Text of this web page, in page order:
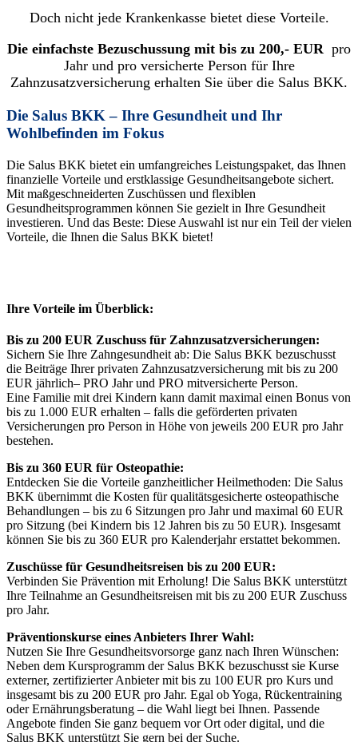
Doch nicht jede Krankenkasse bietet diese Vorteile.
Die einfachste Bezuschussung mit bis zu 200,- EURpro
Jahr und pro versicherte Person für Ihre
Zahnzusatzversicherung erhalten Sie über die Salus BKK.
Die Salus BKK – Ihre Gesundheit und Ihr
Wohlbefinden im Fokus
Die Salus BKK bietet ein umfangreiches Leistungspaket, das Ihnen
finanzielle Vorteile und erstklassige Gesundheitsangebote sichert.
Mit maßgeschneiderten Zuschüssen und flexiblen
Gesundheitsprogrammen können Sie gezielt in Ihre Gesundheit
investieren. Und das Beste: Diese Auswahl ist nur ein Teil der vielen
Vorteile, die Ihnen die Salus BKK bietet!
Ihre Vorteile im Überblick:
Bis zu 200 EUR Zuschuss für Zahnzusatzversicherungen:
Sichern Sie Ihre Zahngesundheit ab: Die Salus BKK bezuschusst
die Beiträge Ihrer privaten Zahnzusatzversicherung mit bis zu 200
EUR jährlich– PRO Jahr und PRO mitversicherte Person.
Eine Familie mit drei Kindern kann damit maximal einen Bonus von
bis zu 1.000 EUR erhalten – falls die geförderten privaten
Versicherungen pro Person in Höhe von jeweils 200 EUR pro Jahr
bestehen.
Bis zu 360 EUR für Osteopathie:
Entdecken Sie die Vorteile ganzheitlicher Heilmethoden: Die Salus
BKK übernimmt die Kosten für qualitätsgesicherte osteopathische
Behandlungen – bis zu 6 Sitzungen pro Jahr und maximal 60 EUR
pro Sitzung (bei Kindern bis 12 Jahren bis zu 50 EUR). Insgesamt
können Sie bis zu 360 EUR pro Kalenderjahr erstattet bekommen.
Zuschüsse für Gesundheitsreisen bis zu 200 EUR:
Verbinden Sie Prävention mit Erholung! Die Salus BKK unterstützt
Ihre Teilnahme an Gesundheitsreisen mit bis zu 200 EUR Zuschuss
pro Jahr.
Präventionskurse eines Anbieters Ihrer Wahl:
Nutzen Sie Ihre Gesundheitsvorsorge ganz nach Ihren Wünschen:
Neben dem Kursprogramm der Salus BKK bezuschusst sie Kurse
externer, zertifizierter Anbieter mit bis zu 100 EUR pro Kurs und
insgesamt bis zu 200 EUR pro Jahr. Egal ob Yoga, Rückentraining
oder Ernährungsberatung – die Wahl liegt bei Ihnen. Passende
Angebote finden Sie ganz bequem vor Ort oder digital, und die
Salus BKK unterstützt Sie gern bei der Suche.